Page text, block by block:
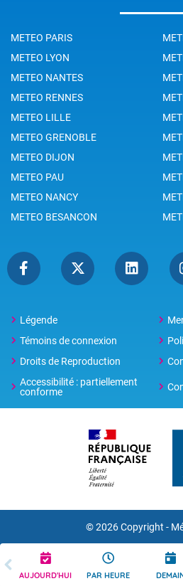
AUJOURD'HUI PAR HEURE
METEO PARIS
METEO LYON
METEO NANTES
METEO RENNES
METEO LILLE
METEO GRENOBLE
METEO DIJON
METEO PAU
METEO NANCY
METEO BESANCON
Légende
Témoins de connexion
Droits de Reproduction
Accessibilité : partiellement
conforme
© 2026 Copyright -